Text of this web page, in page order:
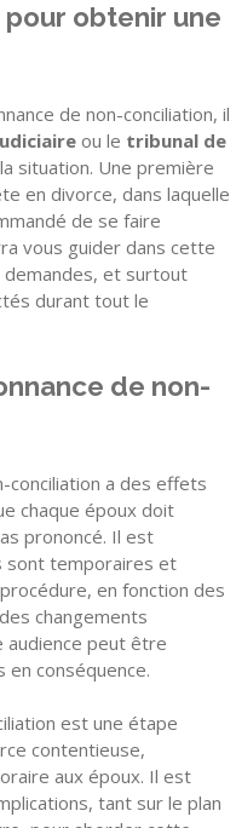
obtenir une
de non-conciliation, il
ou le tribunal de
situation. Une première
en divorce, dans laquelle
de se faire
vous guider dans cette
demandes, et surtout
durant tout le
de non-
conciliation a des effets
chaque époux doit
prononcé. Il est
sont temporaires et
en fonction des
changements
audience peut être
conséquence.
est une étape
contentieuse,
aux époux. Il est
tant sur le plan